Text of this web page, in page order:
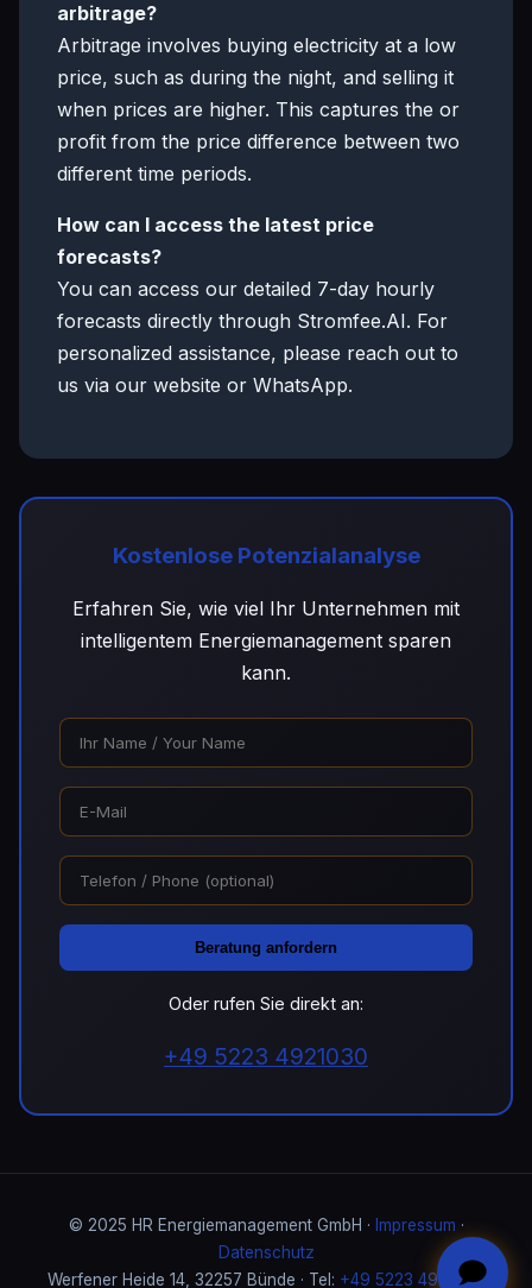
arbitrage?
Arbitrage involves buying electricity at a low
price, such as during the night, and selling it
when prices are higher. This captures the or
profit from the price difference between two
different time periods.
How can I access the latest price
forecasts?
You can access our detailed 7-day hourly
forecasts directly through Stromfee.AI. For
personalized assistance, please reach out to
us via our website or WhatsApp.
Kostenlose Potenzialanalyse
Erfahren Sie, wie viel Ihr Unternehmen mit
intelligentem Energiemanagement sparen
kann.
Beratung anfordern
Oder rufen Sie direkt an:
+49 5223 4921030
© 2025 HR Energiemanagement GmbH · Impressum ·
Datenschutz
Werfener Heide 14, 32257 Bünde · Tel: +49 5223 4921030